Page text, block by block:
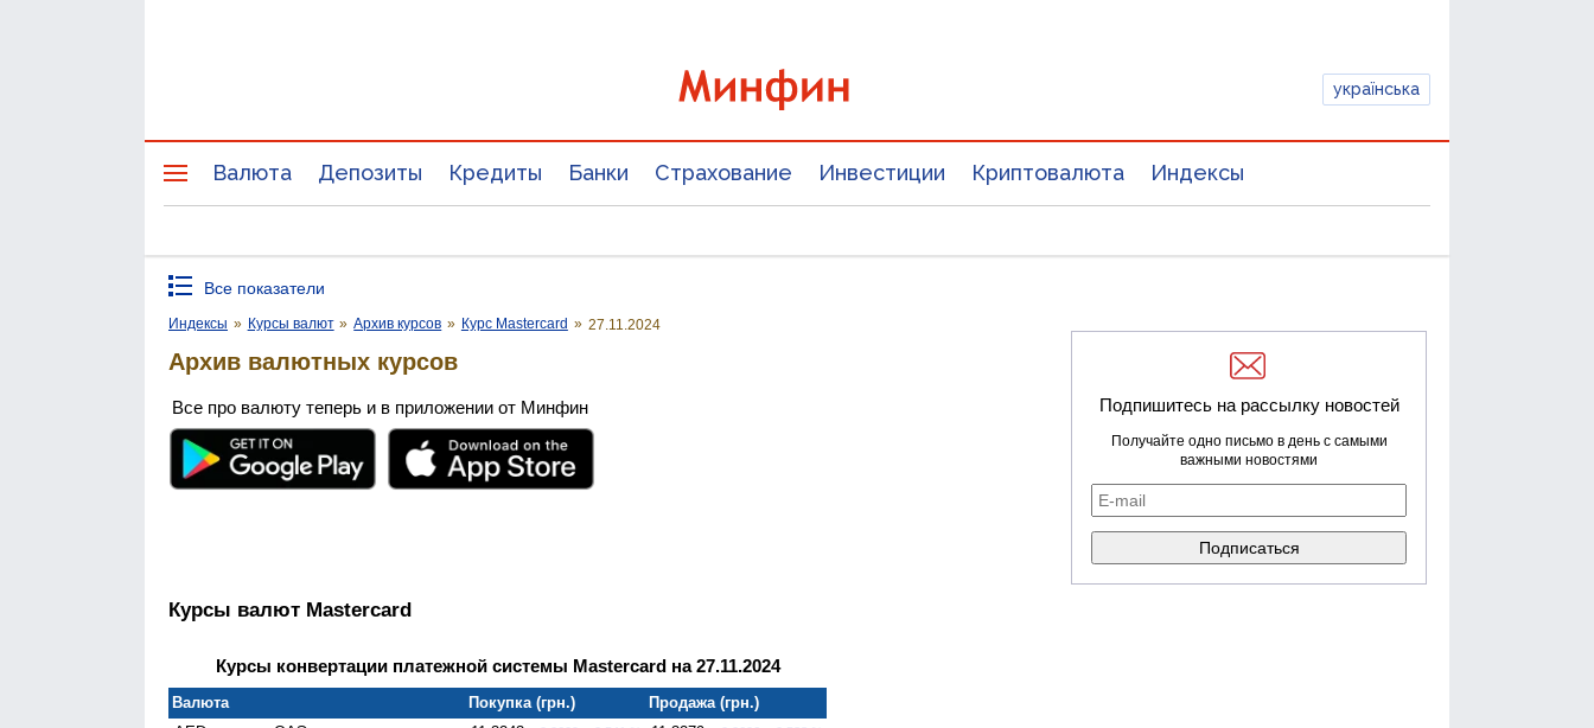
українська
Валюта Депозиты Кредиты Банки Страхование Инвестиции Криптовалюта Индексы
Все показатели
Индексы » Курсы валют » Архив курсов » Курс Mastercard » 27.11.2024
Архив валютных курсов
Все про валюту теперь и в приложении от Минфин
Курсы валют Mastercard
Курсы конвертации платежной системы Mastercard на 27.11.2024
Валюта Покупка (грн.)
Продажа (грн.)
Подпишитесь на рассылку новостей
Получайте одно письмо в день с самыми
важными новостями